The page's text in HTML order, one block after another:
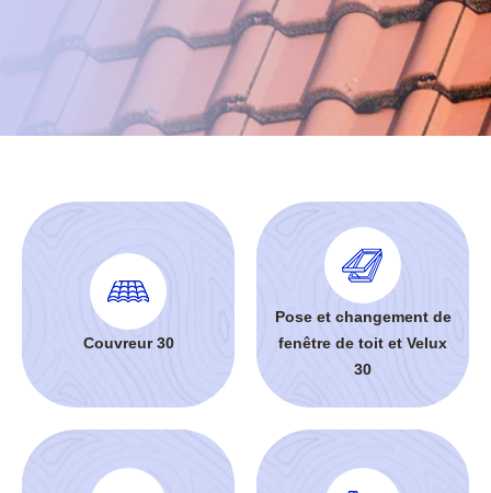
Couvreur 30
Pose et changement de
fenêtre de toit et Velux
30